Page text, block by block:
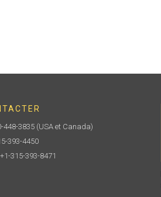
448-3835 (USA et Canada)
393-4450
315-393-8471